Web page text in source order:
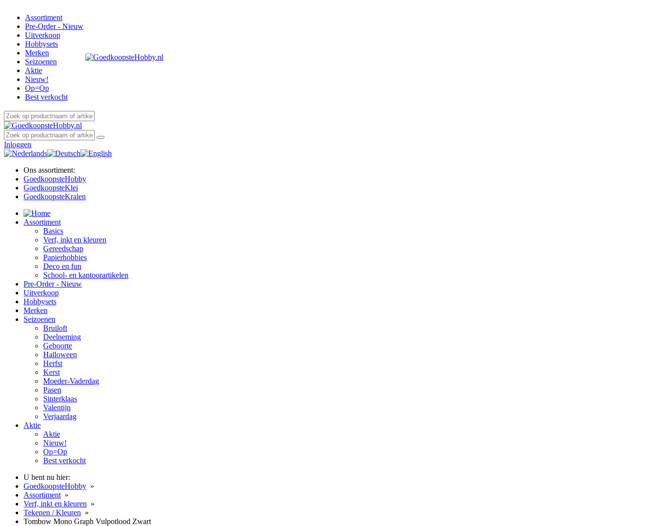
Assortiment
Pre-Order - Nieuw
Uitverkoop
Hobbysets
Merken
Seizoenen
Aktie
Nieuw!
Op=Op
Best verkocht
Inloggen
Ons assortiment:
GoedkoopsteHobby
GoedkoopsteKlei
GoedkoopsteKralen
Assortiment
Basics
Verf, inkt en kleuren
Gereedschap
Papierhobbies
Deco en fun
School- en kantoorartikelen
Pre-Order - Nieuw
Uitverkoop
Hobbysets
Merken
Seizoenen
Bruiloft
Deelneming
Geboorte
Halloween
Herfst
Kerst
Moeder-Vaderdag
Pasen
Sinterklaas
Valentijn
Verjaardag
Aktie
Aktie
Nieuw!
Op=Op
Best verkocht
U bent nu hier:
GoedkoopsteHobby »
Assortiment »
Verf, inkt en kleuren »
Tekenen / Kleuren »
Tombow Mono Graph Vulpotlood Zwart